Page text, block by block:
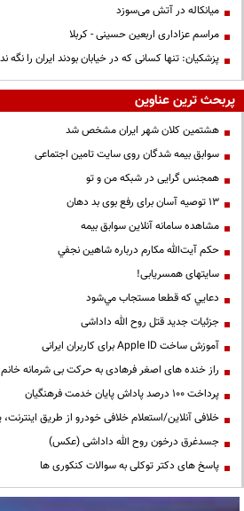
میانکاله در آتش می‌سوزد
مراسم عزاداری اربعین حسینی - کربلا
پزشکیان: تنها کسانی که در خیابان بودند ایران را
پربحث ترین عناوین
هشتمین کلان شهر ایران مشخص شد
سوابق بیمه شدگان روی سایت تامین اجتماعی
همجنس گرایی در شبکه من و تو
13 توصیه آسان برای رفع بوی بد دهان
مشاهده سامانه آنلاين سوابق بیمه
حكم آيت‌الله مكارم درباره شاهين نجفي
سایتهای همسریابی!
دعايي كه قطعا مستجاب مي‌شود
جزئیات جدید قتل روح الله داداشی
آموزش ساخت Apple ID برای کاربران ایرانی
راز خنده های اصغر فرهادی به حرکت بی شرمانه
پرداخت ۱۰۰ درصد پاداش پایان خدمت فرهنگیان
خلافی آنلاین/استعلام خلافی خودرو از طریق اینترنت،
جسدغرق درخون روح الله داداشی (عکس)
پاسخ های دکتر توکلی به سوالات کنکوری ها